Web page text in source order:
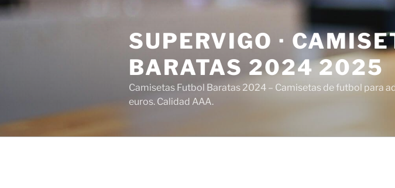
Saltar
al
SUPERVIGO ·
BARATAS 2024 2025
Camisetas Futbol Baratas 2024 – Camisetas de futbol para
euros. Calidad AAA.